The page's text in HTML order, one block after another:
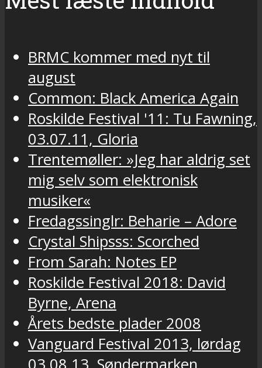
BRMC kommer med nyt til
august
Common: Black America Again
Roskilde Festival '11: Tu Fawning,
03.07.11, Gloria
Trentemøller: »Jeg har aldrig set
mig selv som elektronisk
musiker«
Fredagssinglr: Beharie – Adore
Crystal Shipsss: Scorched
From Sarah: Notes EP
Roskilde Festival 2018: David
Byrne, Arena
Årets bedste plader 2008
Vanguard Festival 2013, lørdag